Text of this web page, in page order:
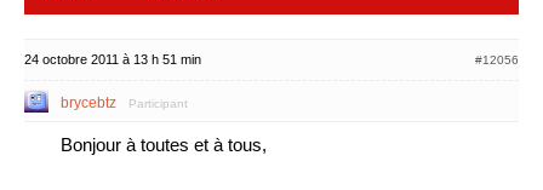
24 octobre 2011 à 13 h 51 min #12056
brycebtz Participant
Bonjour à toutes et à tous,